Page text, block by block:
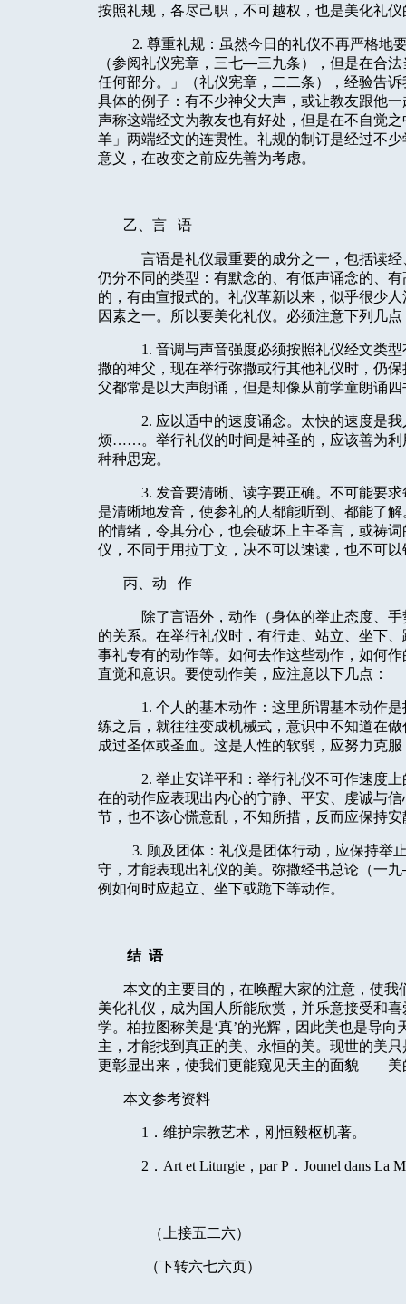
按照礼规，各尽己职，不可越权，也是美化礼
2. 尊重礼规：虽然今日的礼仪不再严格地
（参阅礼仪宪章，三七—三九条），但是在合
任何部分。」（礼仪宪章，二二条），经验告
具体的例子：有不少神父大声，或让教友跟他
声称这端经文为教友也有好处，但是在不自觉
羊」两端经文的连贯性。礼规的制订是经过不
意义，在改变之前应先善为考虑。
乙、言 语
言语是礼仪最重要的成分之一，包括读
仍分不同的类型：有默念的、有低声诵念的、
的，有由宣报式的。礼仪革新以来，似乎很少
因素之一。所以要美化礼仪。必须注意下列几点
1. 音调与声音强度必须按照礼仪经文类
撒的神父，现在举行弥撒或行其他礼仪时，仍
父都常是以大声朗诵，但是却像从前学童朗诵
2. 应以适中的速度诵念。太快的速度是
烦……。举行礼仪的时间是神圣的，应该善为利
种种思宠。
3. 发音要清晰、读字要正确。不可能要
是清晰地发音，使参礼的人都能听到、都能了
的情绪，令其分心，也会破坏上主圣言，或祷
仪，不同于用拉丁文，决不可以速读，也不可
丙、动 作
除了言语外，动作（身体的举止态度、
的关系。在举行礼仪时，有行走、站立、坐下
事礼专有的动作等。如何去作这些动作，如何
直觉和意识。要使动作美，应注意以下几点：
1. 个人的基木动作：这里所谓基本动作
练之后，就往往变成机械式，意识中不知道在
成过圣体或圣血。这是人性的软弱，应努力克
2. 举止安详平和：举行礼仪不可作速度
在的动作应表现出内心的宁静、平安、虔诚与
节，也不该心慌意乱，不知所措，反而应保持
3. 顾及团体：礼仪是团体行动，应保持举
守，才能表现出礼仪的美。弥撒经书总论（一九
例如何时应起立、坐下或跪下等动作。
结 语
本文的主要目的，在唤醒大家的注意，使
美化礼仪，成为国人所能欣赏，并乐意接受和
学。柏拉图称美是‘真’的光辉，因此美也是导
主，才能找到真正的美、永恒的美。现世的美
更彰显出来，使我们更能窥见天主的面貌——美
本文参考资料
1．维护宗教艺术，刚恒毅枢机著。
2．Art et Liturgie，par P．Jounel dans La
（ 上接五二六）
（下转六七六页）